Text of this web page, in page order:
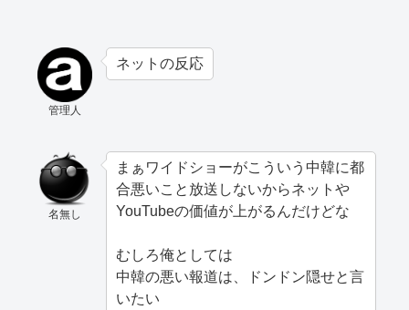
管理人
ネットの反応
名無し
まぁワイドショーがこういう中韓に都
合悪いこと放送しないからネットや
YouTubeの価値が上がるんだけどな
むしろ俺としては
中韓の悪い報道は、ドンドン隠せと言
いたい